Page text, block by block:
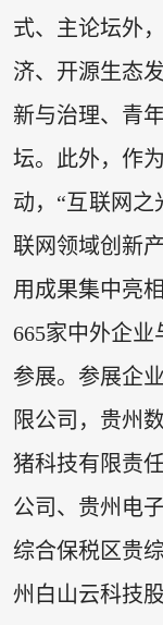
式、主论坛外
济、开源生态
新与治理、青
坛。此外，作
动，“互联网之
联网领域创新
用成果集中亮
665家中外企
参展。参展企
限公司，贵州
猪科技有限责
公司、贵州电
综合保税区贵
州白山云科技